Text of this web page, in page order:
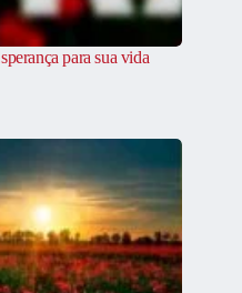
para sua vida